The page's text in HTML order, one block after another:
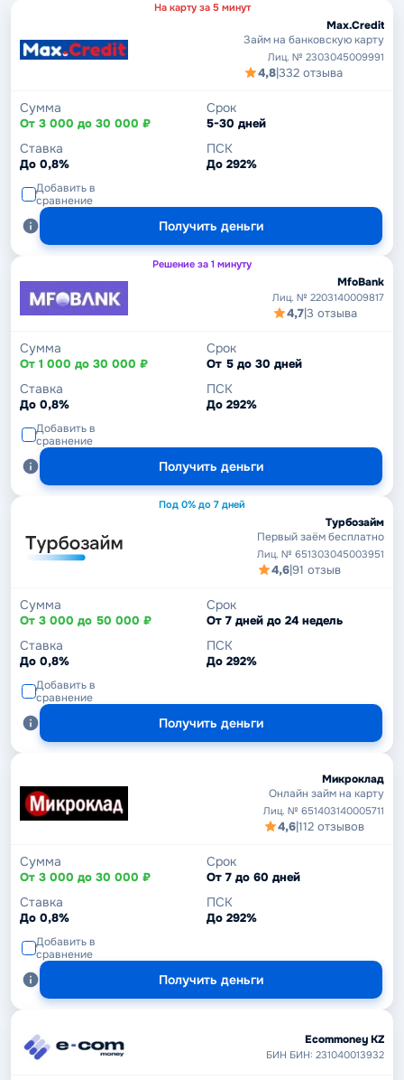
На карту за 5 минут
Max.Credit
Займ на банковскую карту
Лиц. № 2303045009991
4,8|332 отзыва
Сумма
От 3 000 до 30 000 ₽
Срок
5-30 дней
Ставка
До 0,8%
ПСК
До 292%
Добавить в
сравнение
Получить деньги
Решение за 1 минуту
MfoBank
Лиц. № 2203140009817
4,7|3 отзыва
Сумма
От 1 000 до 30 000 ₽
Срок
От 5 до 30 дней
Ставка
До 0,8%
ПСК
До 292%
Добавить в
сравнение
Получить деньги
Под 0% до 7 дней
Турбозайм
Первый заём бесплатно
Лиц. № 651303045003951
4,6|91 отзыв
Сумма
От 3 000 до 50 000 ₽
Срок
От 7 дней до 24 недель
Ставка
До 0,8%
ПСК
До 292%
Добавить в
сравнение
Получить деньги
Микроклад
Онлайн займ на карту
Лиц. № 651403140005711
4,6|112 отзывов
Сумма
От 3 000 до 30 000 ₽
Срок
От 7 до 60 дней
Ставка
До 0,8%
ПСК
До 292%
Добавить в
сравнение
Получить деньги
Ecommoney KZ
БИН БИН: 231040013932